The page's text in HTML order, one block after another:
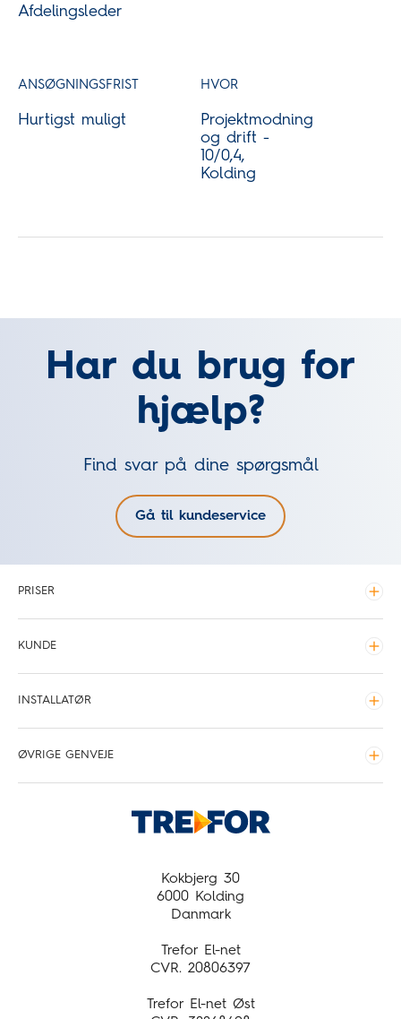
Afdelingsleder
ANSØGNINGSFRIST
Hurtigst muligt
HVOR
Projektmodning
og drift -
10/0,4,
Kolding
Har du brug for
hjælp?
Find svar på dine spørgsmål
Gå til kundeservice
Kokbjerg 30
6000 Kolding
Danmark
Trefor El-net
CVR. 20806397
Trefor El-net Øst
PRISER
KUNDE
INSTALLATØR
ØVRIGE GENVEJE